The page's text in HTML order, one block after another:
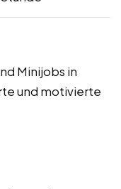
Minijobs in
und motivierte